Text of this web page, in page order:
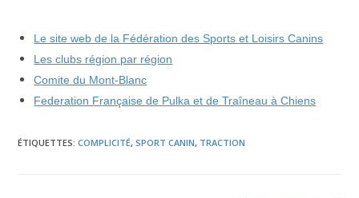
Le site web de la Fédération des Sports et Loisirs Canins
Les clubs région par région
Comite du Mont-Blanc
Federation Française de Pulka et de Traîneau à Chiens
ÉTIQUETTES:COMPLICITÉ, SPORT CANIN, TRACTION